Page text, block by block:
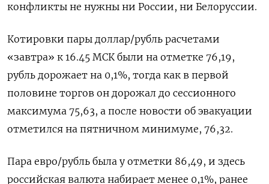
конфликты не нужны ни России, ни Белоруссии.
Котировки пары доллар/рубль расчетами
«завтра» к 16.45 МСК были на отметке 76,19,
рубль дорожает на 0,1%, тогда как в первой
половине торгов он дорожал до сессионного
максимума 75,63, а после новости об эвакуации
отметился на пятничном минимуме, 76,32.
Пара евро/рубль была у отметки 86,49, и здесь
российская валюта набирает менее 0,1%, ранее